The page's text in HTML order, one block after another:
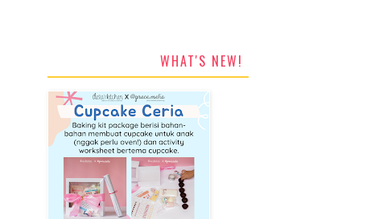
WHAT'S NEW!